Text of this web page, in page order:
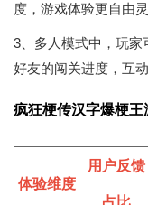
度，游戏体验更自由灵
3、多人模式中，玩
好友的闯关进度，互
疯狂梗传汉字爆梗王
体验维度
用户反馈
占比